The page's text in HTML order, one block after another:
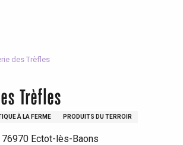
des Trèfles
Trèfles
À LA FERME PRODUITS DU TERROIR
Ectot-lès-Baons